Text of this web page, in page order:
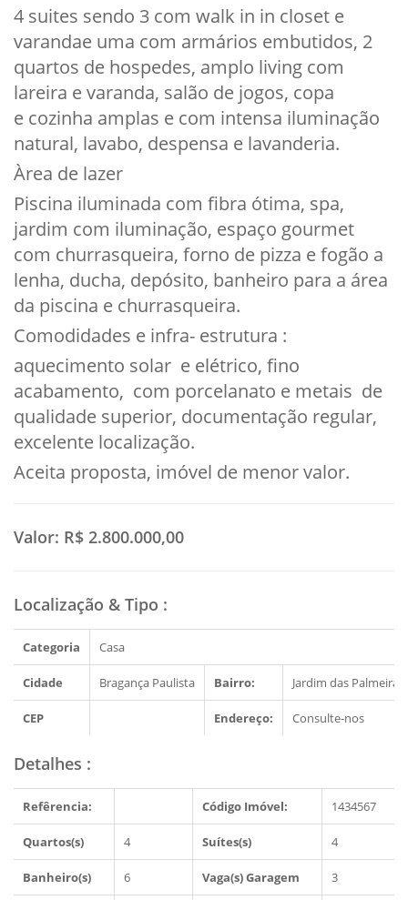
4 suites sendo 3 com walk in in closet e
varandae uma com armários embutidos, 2
quartos de hospedes, amplo living com
lareira e varanda, salão de jogos, copa
e cozinha amplas e com intensa iluminação
natural, lavabo, despensa e lavanderia.
Àrea de lazer
Piscina iluminada com fibra ótima, spa,
jardim com iluminação, espaço gourmet
com churrasqueira, forno de pizza e fogão a
lenha, ducha, depósito, banheiro para a área
da piscina e churrasqueira.
Comodidades e infra- estrutura :
aquecimento solar e elétrico, fino
acabamento, com porcelanato e metais de
qualidade superior, documentação regular,
excelente localização.
Aceita proposta, imóvel de menor valor.
Valor: R$ 2.800.000,00
Localização & Tipo :
Categoria Casa
Cidade Bragança Paulista Bairro: Jardim das Palmeiras
CEP Endereço: Consulte-nos
Detalhes :
Refêrencia: Código Imóvel: 1434567
Quartos(s) 4 Suítes(s) 4
Banheiro(s) 6 Vaga(s) Garagem 3